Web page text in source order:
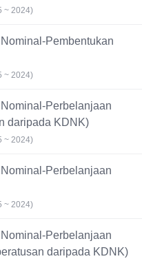
~ 2024)
Pembentukan
~ 2024)
Perbelanjaan
daripada KDNK)
~ 2024)
Perbelanjaan
~ 2024)
Perbelanjaan
daripada KDNK)